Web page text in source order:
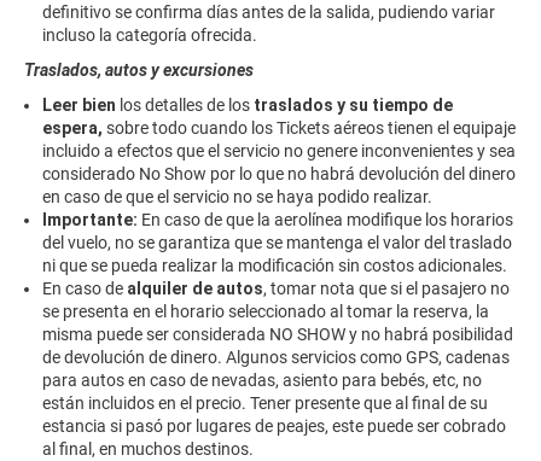
definitivo se confirma días antes de la salida, pudiendo variar
incluso la categoría ofrecida.
Traslados, autos y excursiones
Leer bien los detalles de los traslados y su tiempo de
espera, sobre todo cuando los Tickets aéreos tienen el equipaje
incluido a efectos que el servicio no genere inconvenientes y sea
considerado No Show por lo que no habrá devolución del dinero
en caso de que el servicio no se haya podido realizar.
Importante: En caso de que la aerolínea modifique los horarios
del vuelo, no se garantiza que se mantenga el valor del traslado
ni que se pueda realizar la modificación sin costos adicionales.
En caso de alquiler de autos, tomar nota que si el pasajero no
se presenta en el horario seleccionado al tomar la reserva, la
misma puede ser considerada NO SHOW y no habrá posibilidad
de devolución de dinero. Algunos servicios como GPS, cadenas
para autos en caso de nevadas, asiento para bebés, etc, no
están incluidos en el precio. Tener presente que al final de su
estancia si pasó por lugares de peajes, este puede ser cobrado
al final, en muchos destinos.